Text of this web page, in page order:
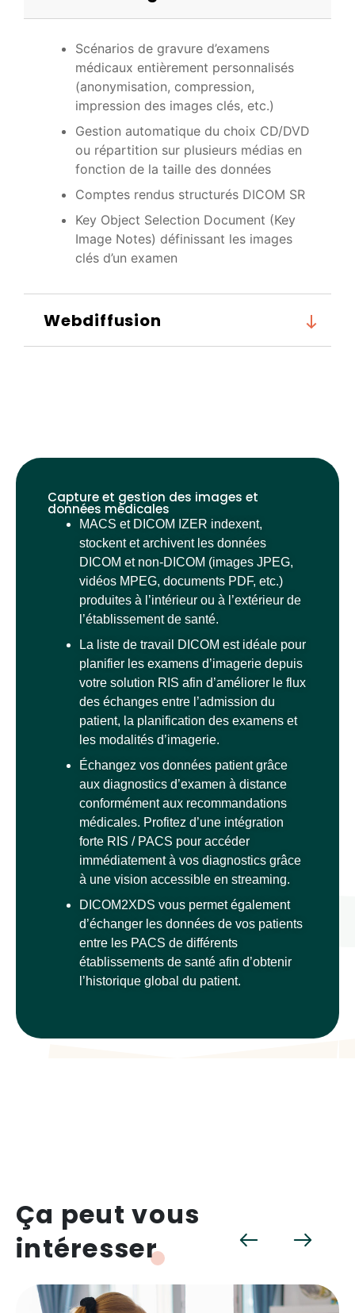
Scénarios de gravure d’examens
médicaux entièrement personnalisés
(anonymisation, compression,
impression des images clés, etc.)
Gestion automatique du choix CD/DVD
ou répartition sur plusieurs médias en
fonction de la taille des données
Comptes rendus structurés DICOM SR
Key Object Selection Document (Key
Image Notes) définissant les images
clés d’un examen
Webdiffusion
Capture et gestion des images et
données médicales
MACS et DICOM IZER indexent,
stockent et archivent les données
DICOM et non-DICOM (images JPEG,
vidéos MPEG, documents PDF, etc.)
produites à l’intérieur ou à l’extérieur de
l’établissement de santé.
La liste de travail DICOM est idéale pour
planifier les examens d’imagerie depuis
votre solution RIS afin d’améliorer le flux
des échanges entre l’admission du
patient, la planification des examens et
les modalités d’imagerie.
Échangez vos données patient grâce
aux diagnostics d’examen à distance
conformément aux recommandations
médicales. Profitez d’une intégration
forte RIS / PACS pour accéder
immédiatement à vos diagnostics grâce
à une vision accessible en streaming.
DICOM2XDS vous permetégalement
d’échanger les données de vos patients
entre les PACS de différents
établissements de santé afin d’obtenir
l’historique global du patient.
Ça peut vous
intéresser